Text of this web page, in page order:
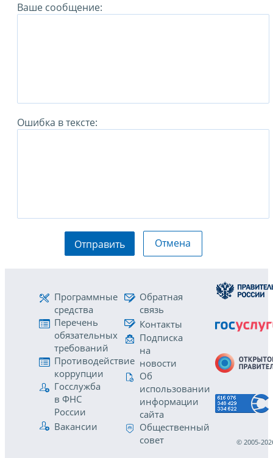
Ваше сообщение:
Ошибка в тексте:
Отправить Отмена
Программные
средства
Перечень
обязательных
требований
Противодействие
коррупции
Госслужба
в ФНС
России
Вакансии
Обратная
связь
Контакты
Подписка
на
новости
Об
использовании
информации
сайта
Общественный
совет
© 2005-